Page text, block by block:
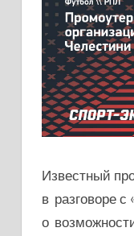
Известный
в разговоре
о